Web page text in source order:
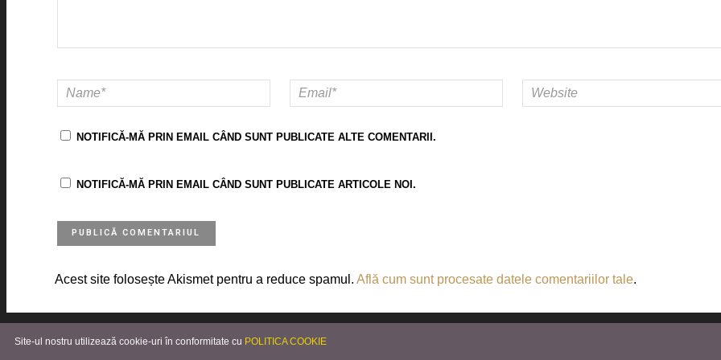
NOTIFICĂ-MĂ PRIN EMAIL CÂND SUNT PUBLICATE ALTE COMENTARII.
NOTIFICĂ-MĂ PRIN EMAIL CÂND SUNT PUBLICATE ARTICOLE NOI.
Acest site folosește Akismet pentru a reduce spamul. Află cum sunt procesate datele comentariilor tale.
© 2018 - Alynka Beauty Blog
Site-ul nostru utilizează cookie-uri în conformitate cu POLITICA COOKIE